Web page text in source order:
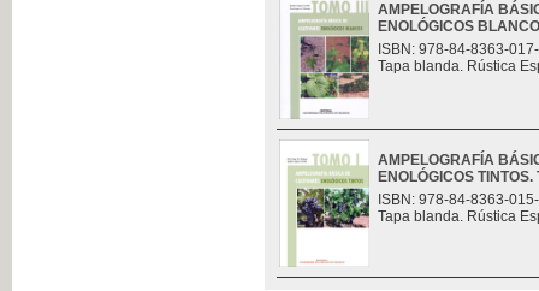
AMPELOGRAFÍA
ENOLÓGICOS
ISBN: 978-84-8363-
Tapa blanda. Rústica
AMPELOGRAFÍA
ENOLÓGICOS TINTOS.
ISBN: 978-84-8363-
Tapa blanda. Rústica